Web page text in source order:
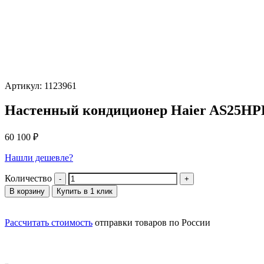
Артикул: 1123961
Настенный кондиционер Haier
60 100 ₽
Нашли дешевле?
Количество
В корзину Купить в 1 клик
Рассчитать стоимость отправки товаров по России